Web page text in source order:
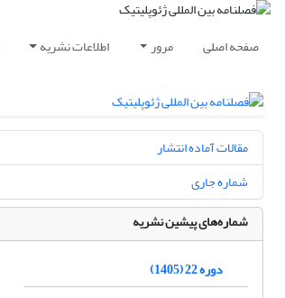
صفحه اصلی مرور اطلاعات نشریه
مقالات آماده انتشار
شماره جاری
شماره‌های پیشین نشریه
دوره 22 (1405)